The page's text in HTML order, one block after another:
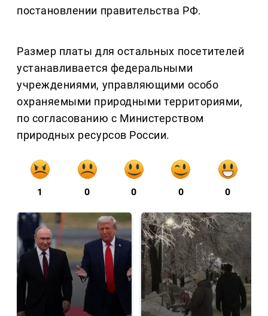
постановлении правительства РФ.
Размер платы для остальных посетителей
устанавливается федеральными
учреждениями, управляющими особо
охраняемыми природными территориями,
по согласованию с Министерством
природных ресурсов России.
1 0 0 0 0